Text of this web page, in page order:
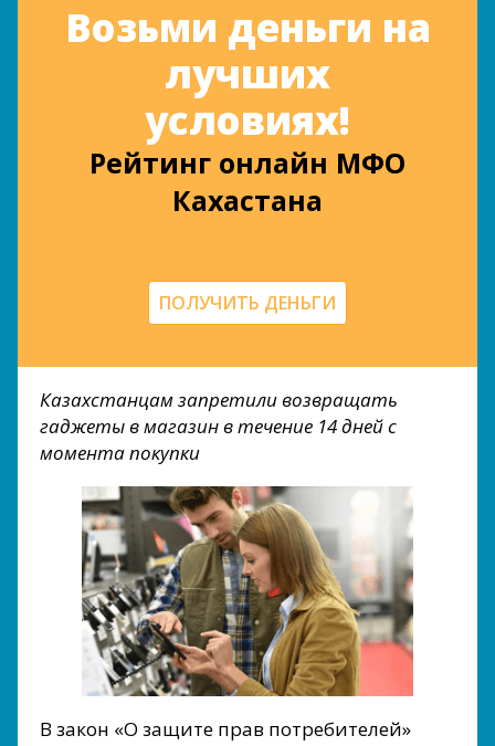
Возьми деньги на
лучших
условиях!
Рейтинг онлайн МФО
Кахастана
ПОЛУЧИТЬ ДЕНЬГИ
Казахстанцам запретили возвращать
гаджеты в магазин в течение 14 дней с
момента покупки
В закон «О защите прав потребителей»